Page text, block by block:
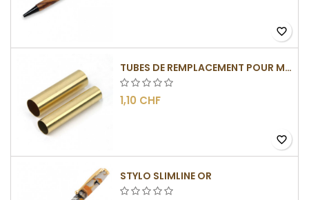
favorite_border
TUBES DE REMPLACEMENT POUR MÉCANISMES SLIMLINE
1,10 CHF
favorite_border
STYLO SLIMLINE OR